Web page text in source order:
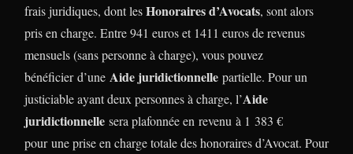
frais juridiques, dont lesHonoraires d’Avocats, sont alors
pris en charge. Entre 941 euros et 1411 euros de revenus
mensuels (sans personne à charge), vous pouvez
bénéficier d’une Aide juridictionnelle partielle. Pour un
justiciable ayant deux personnes à charge, l’Aide
juridictionnelle sera plafonnée en revenu à 1 383 €
pour une prise en charge totale des honoraires d’Avocat. Pour